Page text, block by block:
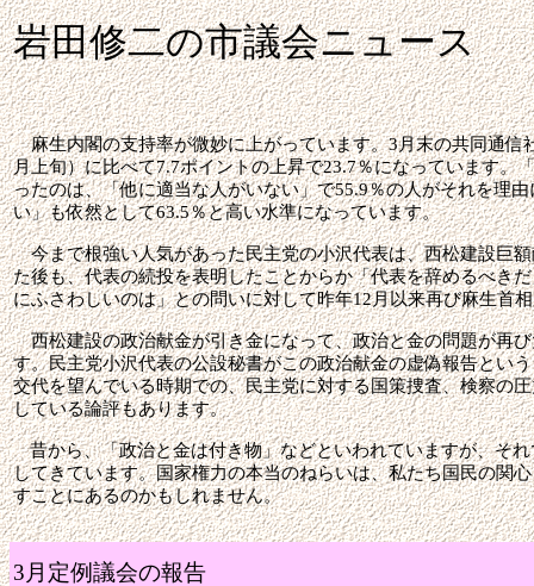
岩田修二の市議会ニュース
麻生内閣の支持率が微妙に上がっています。3月末の共同通信
月上旬）に比べて7.7ポイントの上昇で23.7％になっています。
ったのは、「他に適当な人がいない」で55.9％の人がそれを理
い」も依然として63.5％と高い水準になっています。
今まで根強い人気があった民主党の小沢代表は、西松建設巨
た後も、代表の続投を表明したことからか「代表を辞めるべき
にふさわしいのは」との問いに対して昨年12月以来再び麻生首
西松建設の政治献金が引き金になって、政治と金の問題が再
す。民主党小沢代表の公設秘書がこの政治献金の虚偽報告とい
交代を望んでいる時期での、民主党に対する国策捜査、検察の
している論評もあります。
昔から、「政治と金は付き物」などといわれていますが、そ
してきています。国家権力の本当のねらいは、私たち国民の関
すことにあるのかもしれません。
3 月定例議会の報告